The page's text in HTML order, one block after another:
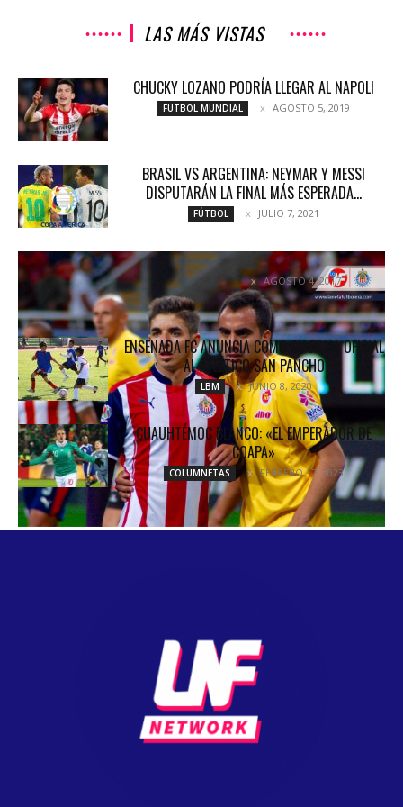
LAS MÁS VISTAS
CHUCKY LOZANO PODRÍA LLEGAR AL NAPOLI
FUTBOL MUNDIAL AGOSTO 5, 2019
BRASIL VS ARGENTINA: NEYMAR Y MESSI
DISPUTARÁN LA FINAL MÁS ESPERADA...
FÚTBOL JULIO 7, 2021
«CONE» BRIZUELA: CADA VEZ ME SIENTO MEJOR
COLUMNETAS AGOSTO 4, 2017
ENSENADA FC ANUNCIA COMO SU FILIAL OFICIAL
AL ATLÉTICO SAN PANCHO
LBM JUNIO 8, 2020
CUAUHTÉMOC BLANCO: «EL EMPERADOR DE
COAPA»
COLUMNETAS FEBRERO 17, 2023